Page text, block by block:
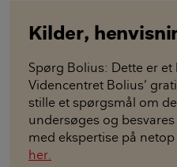
Kilder,
Spørg Bolius: Dette er et
Videncentret Bolius’
stille et spørgsmål om
undersøges og
med ekspertise på
her.